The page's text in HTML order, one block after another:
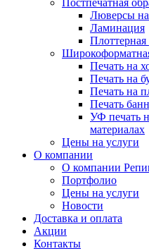
Постпечатная
Люверсы
Ламинация
Плоттерная
Печать на
Печать на
Печать на
Печать
УФ печать
материалах
Цены на услуги
О компании
О компании
Портфолио
Цены на услуги
Новости
Доставка и оплата
Акции
Контакты